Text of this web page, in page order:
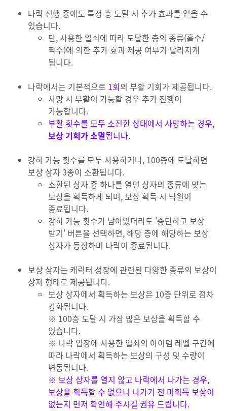
나락 진행 중에도 특정 층 도달 시 추가 효과를 얻을 수
있습니다.
단, 사용한 열쇠에 따라 도달한 층의 종류(홀수/
짝수)에 의한 추가 효과 제공 여부가 달라지게
됩니다.
나락에서는 기본적으로 1회의 부활 기회가 제공됩니다.
사망 시 부활이 가능할 경우 추가 진행이
가능합니다.
부활 횟수를 모두 소진한 상태에서 사망하는 경우,
보상 기회가 소멸됩니다.
강하 가능 횟수를 모두 사용하거나, 100층에 도달하면
보상 상자 3종이 소환됩니다.
소환된 상자 중 하나를 열면 상자의 종류에 맞는
보상을 획득하게 되며, 보상 획득 시 낙원이
종료됩니다.
강하 가능 횟수가 남아있더라도 '중단하고 보상
받기' 버튼을 선택하면, 해당 층에 해당하는 보상
상자가 등장하며 나락이 종료됩니다.
보상 상자는 캐릭터 성장에 관련된 다양한 종류의 보상이
상자 형태로 제공됩니다.
보상 상자에서 획득하는 보상은 10층 단위로 점차
강화됩니다.
※ 100층 도달 시 가장 많은 보상을 획득할 수
있습니다.
※ 나락 입장에 사용한 열쇠의 아이템 레벨 구간에
따라 나락에서 획득하는 보상의 구성 및 수량이
변동됩니다.
※ 보상 상자를 열지 않고 나락에서 나가는 경우,
보상을 획득할 수 없으니 나가기 전 미획득 보상이
없는지 먼저 확인해 주시길 권유 드립니다.